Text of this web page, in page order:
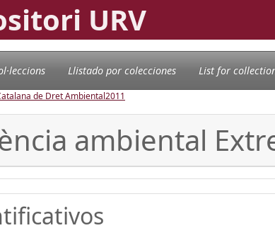
URV
Llistado por colecciones List for
de Dret Ambiental2011
ambiental